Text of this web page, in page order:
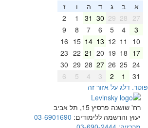
א ב ג ד ה
ז
27
28
29
30
31
2
3
4
5
6
7
8
9
10
11
12
13
14
15
16
17
18
19
20
21
22
23
24
25
26
27
28
29
30
31
2
3
4
5
6
דלג על אזור זה
רח' שושנה פרסיץ 15, תל אביב
יעוץ והרשמה ללימודים: 03-6901690